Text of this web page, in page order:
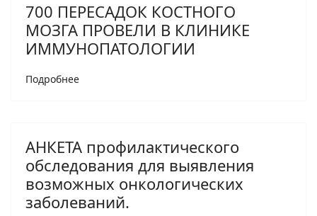
700 ПЕРЕСАДОК КОСТНОГО
МОЗГА ПРОВЕЛИ В КЛИНИКЕ
ИММУНОПАТОЛОГИИ
Подробнее
АНКЕТА профилактического
обследования для выявления
возможных онкологических
заболеваний.